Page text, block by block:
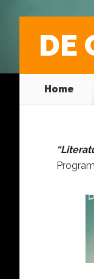
DE
Home